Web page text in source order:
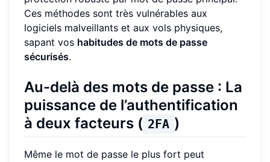
Ces méthodes sont très vulnérables aux
logiciels malveillants et aux vols physiques,
sapant vos habitudes de mots de passe
sécurisés.
Au-delà des mots de passe : La
puissance de l’authentification
à deux facteurs ( 2FA )
Même le mot de passe le plus fort peut